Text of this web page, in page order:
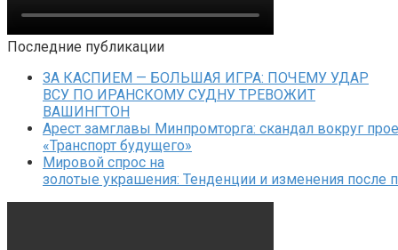
Последние публикации
ЗА КАСПИЕМ — БОЛЬШАЯ ИГРА: ПОЧЕМУ УДАР
ВСУ ПО ИРАНСКОМУ СУДНУ ТРЕВОЖИТ
ВАШИНГТОН
Арест замглавы Минпромторга: скандал вокруг
«Транспорт будущего»
Мировой спрос на
золотые украшения: Тенденции и изменения после